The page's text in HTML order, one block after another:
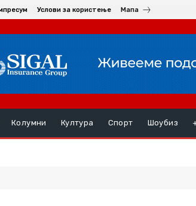
Услови за користење Мапа
Колумни Култура Спорт Шоубиз
регистарски таблички што превезувало